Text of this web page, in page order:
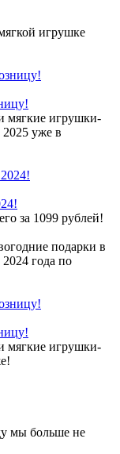
игрушке
мягкие игрушки-
уже в
за 1099 рублей!
подарки в
года по
мягкие игрушки-
мы больше не